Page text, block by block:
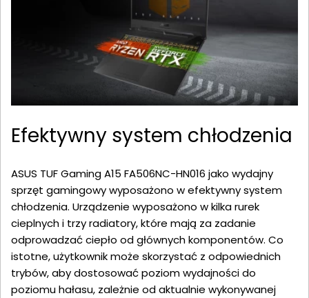
Efektywny system chłodzenia
ASUS TUF Gaming A15 FA506NC-HN016 jako wydajny
sprzęt gamingowy wyposażono w efektywny system
chłodzenia. Urządzenie wyposażono w kilka rurek
cieplnych i trzy radiatory, które mają za zadanie
odprowadzać ciepło od głównych komponentów. Co
istotne, użytkownik może skorzystać z odpowiednich
trybów, aby dostosować poziom wydajności do
poziomu hałasu, zależnie od aktualnie wykonywanej